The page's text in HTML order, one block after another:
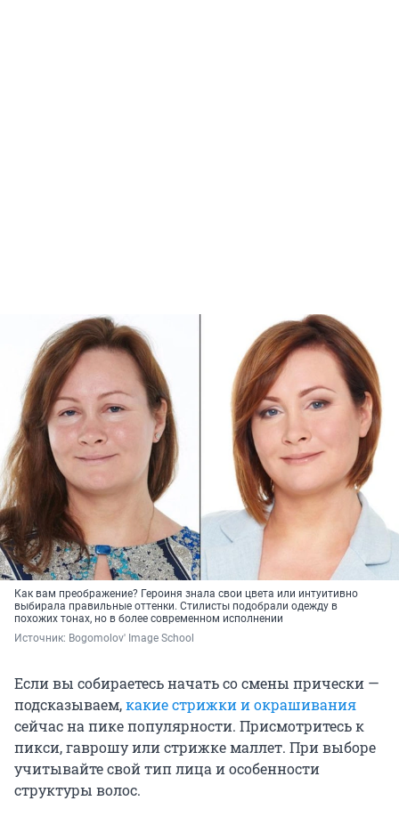
Как вам преображение? Героиня знала свои цвета или интуитивно
выбирала правильные оттенки. Стилисты подобрали одежду в
похожих тонах, но в более современном исполнении
Источник: Bogomolov' Image School
Если вы собираетесь начать со смены прически —
подсказываем,какие стрижки и окрашивания
сейчас на пике популярности. Присмотритесь к
пикси, гаврошу или стрижке маллет. При выборе
учитывайте свой тип лица и особенности
структуры волос.